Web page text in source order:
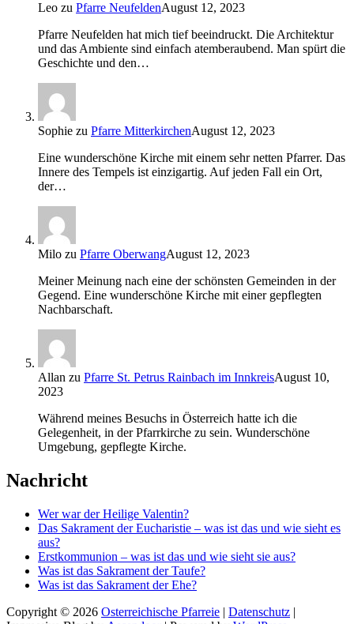
Leo zu Pfarre NeufeldenAugust 12, 2023
Pfarre Neufelden hat mich tief beeindruckt. Die Architektur
und das Ambiente sind einfach atemberaubend. Man spürt die
Geschichte und den…
Sophie zu Pfarre MitterkirchenAugust 12, 2023
Eine wunderschöne Kirche mit einem sehr netten Pfarrer. Das
Innere des Tempels ist einzigartig. Auf jeden Fall ein Ort,
der…
Milo zu Pfarre OberwangAugust 12, 2023
Meiner Meinung nach eine der schönsten Gemeinden in der
Gegend. Eine wunderschöne Kirche mit einer gepflegten
Nachbarschaft.
Allan zu Pfarre St. Petrus Rainbach im InnkreisAugust 10,
2023
Während meines Besuchs in Österreich hatte ich die
Gelegenheit, in der Pfarrkirche zu sein. Wunderschöne
Umgebung, gepflegte Kirche.
Nachricht
Wer war der Heilige Valentin?
Das Sakrament der Eucharistie – was ist das und wie sieht es
aus?
Erstkommunion – was ist das und wie sieht sie aus?
Was ist das Sakrament der Taufe?
Was ist das Sakrament der Ehe?
Copyright © 2026 Osterreichische Pfarreie | Datenschutz |